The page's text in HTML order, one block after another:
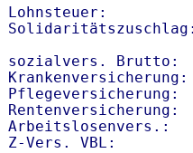
Lohnsteuer:
sozialvers. Brutto:
Arbeitslosenvers.:
Z-Vers. VBL: